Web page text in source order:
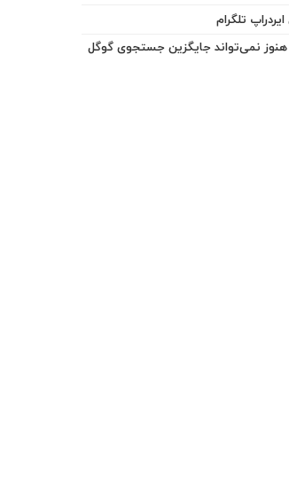
تلگرام
نمی‌تواند جایگزین جستجوی گوگل